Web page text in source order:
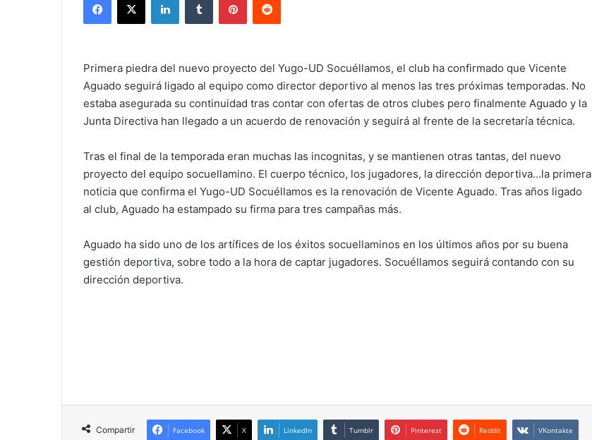
Primera piedra del nuevo proyecto del Yugo-UD Socuéllamos, el club ha confirmado que Vicente
Aguado seguirá ligado al equipo como director deportivo al menos las tres próximas temporadas. No
estaba asegurada su continuidad tras contar con ofertas de otros clubes pero finalmente Aguado y la
Junta Directiva han llegado a un acuerdo de renovación y seguirá al frente de la secretaría técnica.
Tras el final de la temporada eran muchas las incognitas, y se mantienen otras tantas, del nuevo
proyecto del equipo socuellamino. El cuerpo técnico, los jugadores, la dirección deportiva…la primera
noticia que confirma el Yugo-UD Socuéllamos es la renovación de Vicente Aguado. Tras años ligado
al club, Aguado ha estampado su firma para tres campañas más.
Aguado ha sido uno de los artífices de los éxitos socuellaminos en los últimos años por su buena
gestión deportiva, sobre todo a la hora de captar jugadores. Socuéllamos seguirá contando con su
dirección deportiva.
Compartir Facebook X LinkedIn Tumblr Pinterest Reddit VKontakte